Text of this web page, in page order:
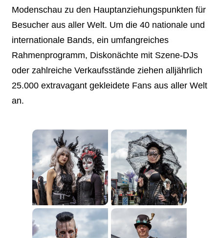
Modenschau zu den Hauptanziehungspunkten für
Besucher aus aller Welt. Um die 40 nationale und
internationale Bands, ein umfangreiches
Rahmenprogramm, Diskonächte mit Szene-DJs
oder zahlreiche Verkaufsstände ziehen alljährlich
25.000 extravagant gekleidete Fans aus aller Welt
an.